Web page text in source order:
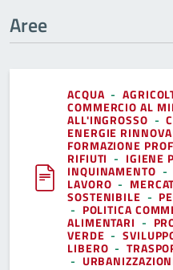
Aree
ACQUA -
COMMERCIO AL
ALL'INGROSSO -
ENERGIE
FORMAZIONE
RIFIUTI - IGIENE
INQUINAMENTO -
LAVORO -
SOSTENIBILE -
- POLITICA
ALIMENTARI -
VERDE -
LIBERO -
-